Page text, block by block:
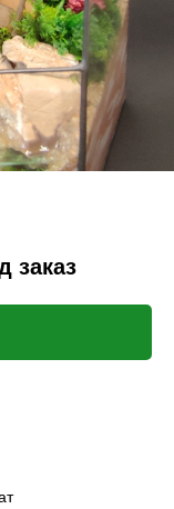
заказ